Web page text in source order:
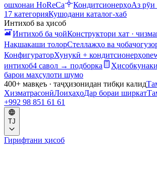
ошхонаи HoReCa
КондитсионерҳоАз рӯи
17 категорияКушодани каталог-хаб
Интихоб ва ҳисоб
Интихоб ба ҷойКонструктори хат ·
Нақшакаши толорСтеллажҳо ва
КонфигураторХунукӣ + кондитсионерҳо
интихоб4 савол → подборка
барои маҳсулоти шумо
400+ мавқеъ · таҷҳизонидан тибқи калид
ХизматрасонӣЛоиҳаҳоДар бораи ширкат
+992 98 851 61 61
TJ
Гирифтани ҳисоб